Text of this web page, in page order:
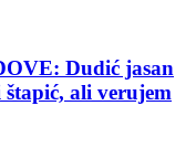
Dudić jasan
ali verujem